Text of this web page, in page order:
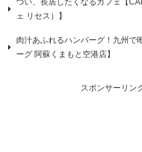
ェ リセス）】
肉汁あふれるハンバーグ！九州で
ーグ 阿蘇くまもと空港店】
スポンサーリン